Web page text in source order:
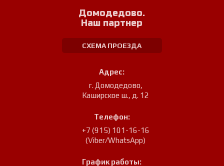
Домодедово.
Наш партнер
СХЕМА ПРОЕЗДА
Адрес:
г. Домодедово,
Каширское ш., д. 12
Телефон:
+7 (915) 101-16-16
(Viber/WhatsApp)
График работы: